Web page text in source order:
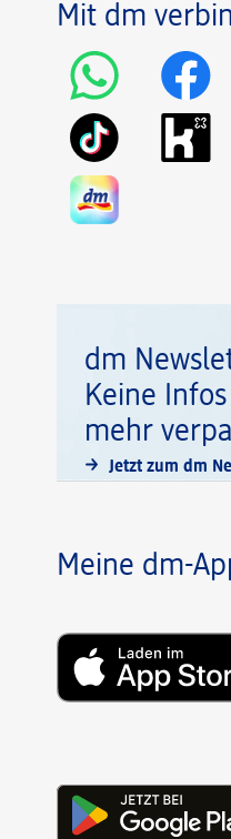
Mit dm
dm
Keine Infos
mehr
Jetzt zum dm
Meine dm-